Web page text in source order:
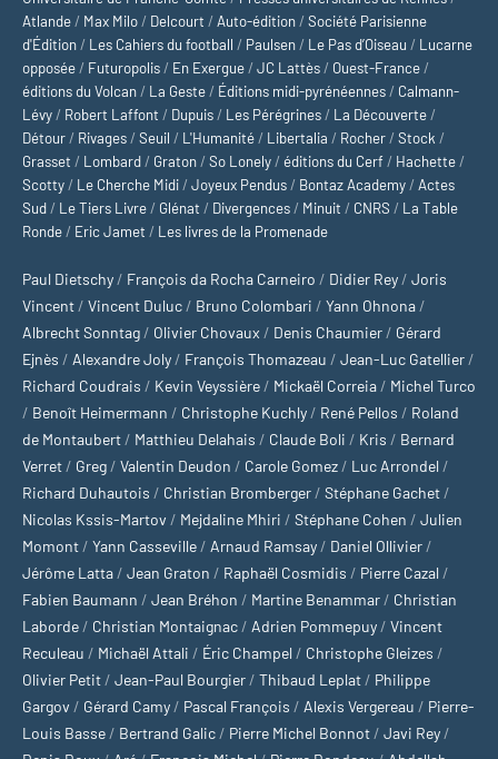
Atlande/ Max Milo/ Delcourt /Auto-édition/Société Parisienne
d'Édition/ Les Cahiers du football / Paulsen/ Le Pas d’Oiseau / Lucarne
opposée/ Futuropolis/ En Exergue/JC Lattès/ Ouest-France/
éditions du Volcan/ La Geste/ Éditions midi-pyrénéennes/ Calmann-
Lévy/ Robert Laffont / Dupuis/ Les Pérégrines/ La Découverte/
Détour/ Rivages/Seuil / L'Humanité/ Libertalia / Rocher/Stock /
Grasset / Lombard/ Graton/So Lonely/éditions du Cerf/ Hachette/
Scotty/ Le Cherche Midi/Joyeux Pendus/ Bontaz Academy/Actes
Sud/ Le Tiers Livre/ Glénat / Divergences/ Minuit / CNRS / La Table
Ronde/ Eric Jamet / Les livres de la Promenade
Paul Dietschy / François da Rocha Carneiro / Didier Rey / Joris
Vincent / Vincent Duluc / Bruno Colombari / Yann Ohnona /
Albrecht Sonntag / Olivier Chovaux / Denis Chaumier / Gérard
Ejnès / Alexandre Joly / François Thomazeau / Jean-Luc Gatellier /
Richard Coudrais / Kevin Veyssière / Mickaël Correia / Michel Turco
/ Benoît Heimermann / Christophe Kuchly / René Pellos / Roland
de Montaubert / Matthieu Delahais / Claude Boli / Kris / Bernard
Verret / Greg / Valentin Deudon / Carole Gomez / Luc Arrondel /
Richard Duhautois / Christian Bromberger / Stéphane Gachet /
Nicolas Kssis-Martov / Mejdaline Mhiri / Stéphane Cohen / Julien
Momont / Yann Casseville / Arnaud Ramsay / Daniel Ollivier /
Jérôme Latta / Jean Graton / Raphaël Cosmidis / Pierre Cazal /
Fabien Baumann / Jean Bréhon / Martine Benammar / Christian
Laborde / Christian Montaignac / Adrien Pommepuy / Vincent
Reculeau / Michaël Attali / Éric Champel / Christophe Gleizes /
Olivier Petit / Jean-Paul Bourgier / Thibaud Leplat / Philippe
Gargov / Gérard Camy / Pascal François / Alexis Vergereau / Pierre-
Louis Basse / Bertrand Galic / Pierre Michel Bonnot / Javi Rey /